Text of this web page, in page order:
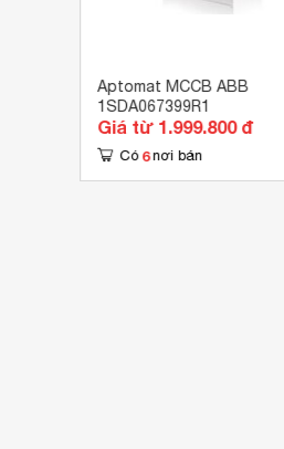
Aptomat MCCB ABB
1SDA067399R1
Giá từ 1.999.800 đ
Có 6 nơi bán